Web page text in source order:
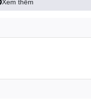
Đầu hút bụi Đầu hút khe Đầu
Xem thêm